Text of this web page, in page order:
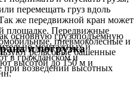
перемещать груз вдоль
же передвижной кран может
площадке. Передвижные
пневмоколесные и
рельсовые башенные
высотой до 150 м и
основную грузоподъемную
монтажных и
в гражданском и
при возведении высотных
и погрузка